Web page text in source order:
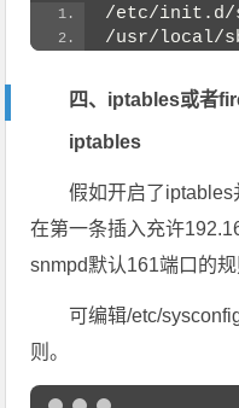
/etc/init.d/
/usr/local/
四、iptables或者
iptables
假如开启了
在第一条插入充许
snmpd默认161端口的规
可编辑/etc/
则。